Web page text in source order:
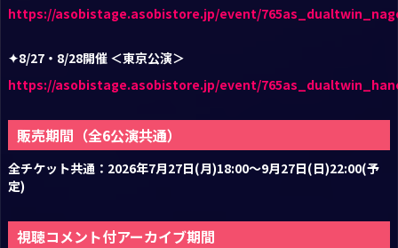
https://asobistage.asobistore.jp/event/
✦8/27・8/28開催 ＜東京公演＞
https://asobistage.asobistore.jp/event/
販売期間（全6公演共通）
全チケット共通：2026年7月27日(月)18:00～9月27日(日)22:00(予
定)
視聴コメント付アーカイブ期間